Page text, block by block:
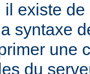
existe
syntaxe
une
du